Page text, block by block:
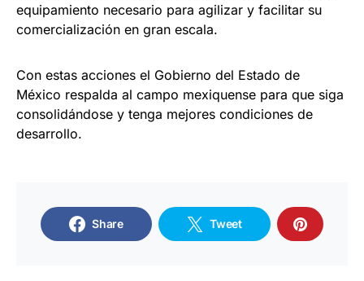
equipamiento necesario para agilizar y facilitar su
comercialización en gran escala.
Con estas acciones el Gobierno del Estado de
México respalda al campo mexiquense para que siga
consolidándose y tenga mejores condiciones de
desarrollo.
Share Tweet